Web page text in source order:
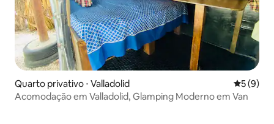
Quarto privativo ⋅ Valladolid 5 de
5 (9)
Acomodação em Valladolid, Glamping Moderno em Van